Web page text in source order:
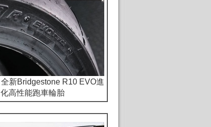
全新Bridgestone R10 EVO進
化高性能跑車輪胎